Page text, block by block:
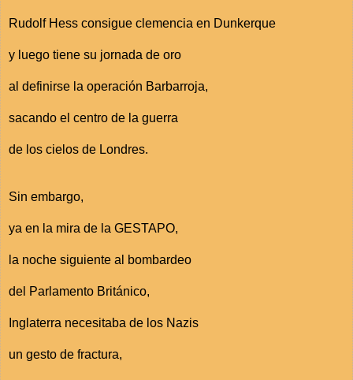
Rudolf Hess consigue clemencia en Dunkerque
y luego tiene su jornada de oro
al definirse la operación Barbarroja,
sacando el centro de la guerra
de los cielos de Londres.
Sin embargo,
ya en la mira de la GESTAPO,
la noche siguiente al bombardeo
del Parlamento Británico,
Inglaterra necesitaba de los Nazis
un gesto de fractura,